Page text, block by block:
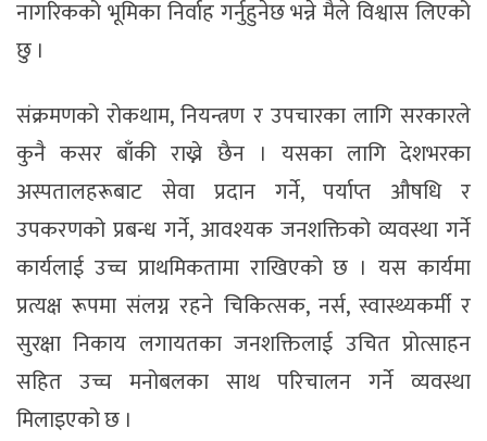
नागरिकको भूमिका निर्वाह गर्नुहुनेछ भन्ने मैले विश्वास लिएको
छु ।
संक्रमणको रोकथाम, नियन्त्रण र उपचारका लागि सरकारले
कुनै कसर बाँकी राख्ने छैन । यसका लागि देशभरका
अस्पतालहरूबाट सेवा प्रदान गर्ने, पर्याप्त औषधि र
उपकरणको प्रबन्ध गर्ने, आवश्यक जनशक्तिको व्यवस्था गर्ने
कार्यलाई उच्च प्राथमिकतामा राखिएको छ । यस कार्यमा
प्रत्यक्ष रूपमा संलग्न रहने चिकित्सक, नर्स, स्वास्थ्यकर्मी र
सुरक्षा निकाय लगायतका जनशक्तिलाई उचित प्रोत्साहन
सहित उच्च मनोबलका साथ परिचालन गर्ने व्यवस्था
मिलाइएको छ ।